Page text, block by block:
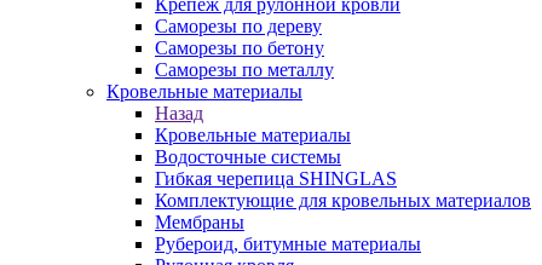
Саморезы по дереву
Саморезы по бетону
Саморезы по металлу
Кровельные материалы
Назад
Кровельные материалы
Водосточные системы
Гибкая черепица SHINGLAS
Комплектующие для кровельных материалов
Мембраны
Рубероид, битумные материалы